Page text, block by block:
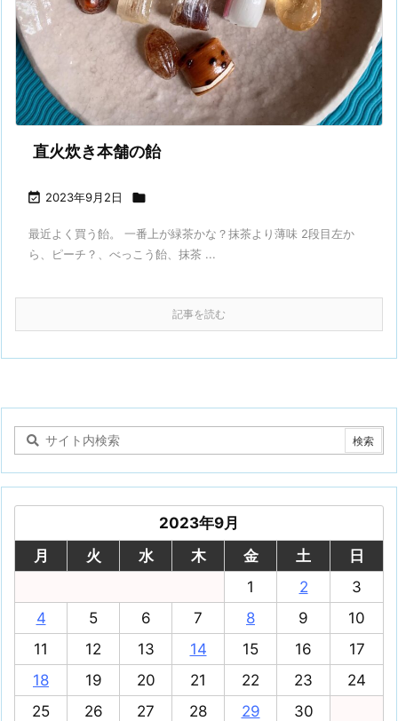
直火炊き本舗の飴
 2023年9月2日 
最近よく買う飴。 一番上が緑茶かな？抹茶より薄味 2段目左か
ら、ピーチ？、べっこう飴、抹茶 ...
記事を読む
2023年9月
月
火 水 木 金 土
日
1
2
3
4
5 6 7 8 9
10
11
12 13 14 15 16
17
18
19 20 21 22 23
24
25
26 27 28 29 30